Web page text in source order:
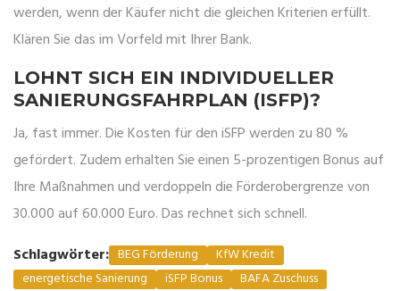
werden, wenn der Käufer nicht die gleichen Kriterien erfüllt.
Klären Sie das im Vorfeld mit Ihrer Bank.
LOHNT SICH EIN INDIVIDUELLER
SANIERUNGSFAHRPLAN (ISFP)?
Ja, fast immer. Die Kosten für den iSFP werden zu 80 %
gefördert. Zudem erhalten Sie einen 5-prozentigen Bonus auf
Ihre Maßnahmen und verdoppeln die Förderobergrenze von
30.000 auf 60.000 Euro. Das rechnet sich schnell.
Schlagwörter: BEG Förderung
KfW Kredit
energetische Sanierung
iSFP Bonus BAFA Zuschuss